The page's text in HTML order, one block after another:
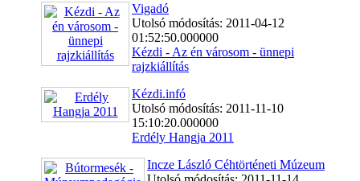
Vigadó
Utolsó módosítás: 2011-04-12
01:52:50.000000
Kézdi - Az én városom - ünnepi
rajzkiállítás
Kézdi.infó
Utolsó módosítás: 2011-11-10
15:10:20.000000
Erdély Hangja 2011
Incze László Céhtörténeti Múzeum